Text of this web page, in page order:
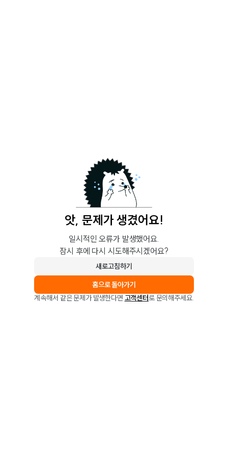
앗, 문제가 생겼어요!
일시적인 오류가 발생했어요.
잠시 후에 다시 시도해주시겠어요?
새로고침하기
홈으로 돌아가기
계속해서 같은 문제가 발생한다면 고객센터로 문의해주세요.